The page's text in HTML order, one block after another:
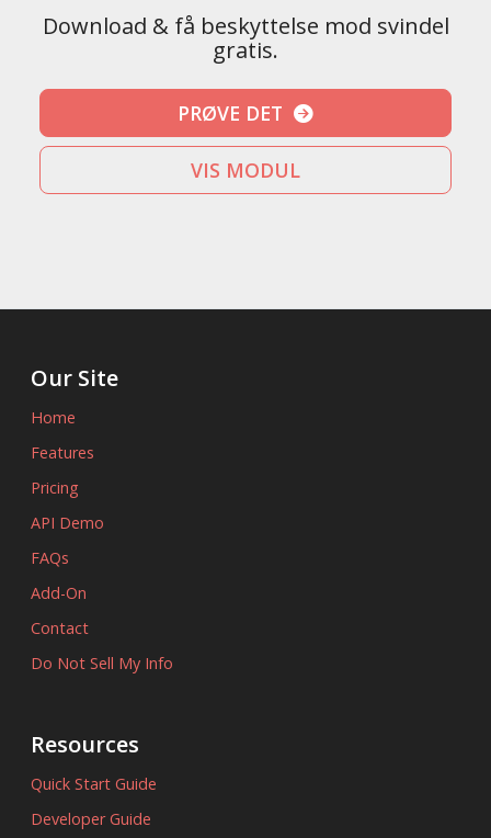
Download & få beskyttelse mod svindel
gratis.
PRØVE DET
VIS MODUL
Our Site
Home
Features
Pricing
API Demo
FAQs
Add-On
Contact
Do Not Sell My Info
Resources
Quick Start Guide
Developer Guide